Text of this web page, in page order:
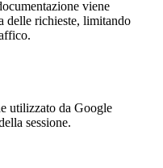
viene
delle richieste, limitando
utilizzato da Google
sessione.